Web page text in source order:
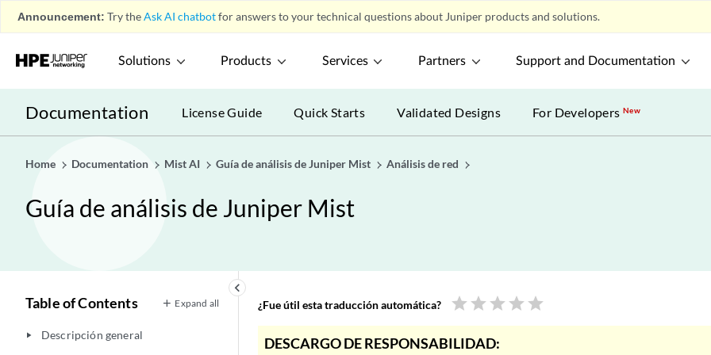
Announcement: Try theAsk AI chatbotfor answers to your technical questions about Juniper products and solutions.
Solutions Products Services Partners Support and Documentation
Documentation License Guide Quick Starts Validated Designs For DevelopersNew
Home Documentation Mist AI Guía de análisis de Juniper Mist Análisis de red
Guía de análisis de Juniper Mist
keyboard_arrow_left
Table of Contents Expand all
play_arrow Descripción general
¿Fue útil esta traducción automática? star star star star star
DESCARGO DE RESPONSABILIDAD: